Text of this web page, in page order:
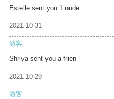
Estelle sent you 1 nude
2021-10-31
游客
Shriya sent you a frien
2021-10-29
游客